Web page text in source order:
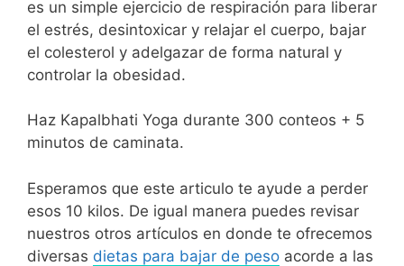
es un simple ejercicio de respiración para liberar
el estrés, desintoxicar y relajar el cuerpo, bajar
el colesterol y adelgazar de forma natural y
controlar la obesidad.
Haz Kapalbhati Yoga durante 300 conteos + 5
minutos de caminata.
Esperamos que este articulo te ayude a perder
esos 10 kilos. De igual manera puedes revisar
nuestros otros artículos en donde te ofrecemos
diversas dietas para bajar de peso acorde a las